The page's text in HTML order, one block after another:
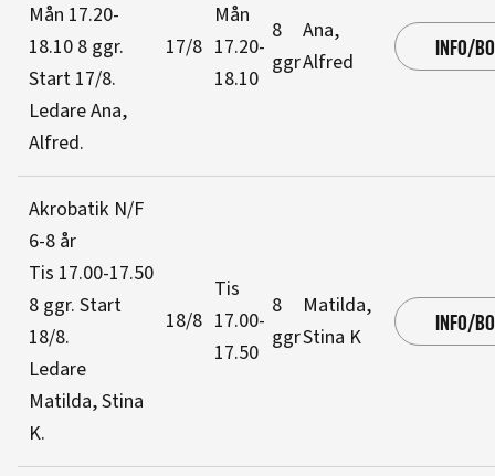
Mån 17.20-
18.10 8 ggr.
Start 17/8.
Ledare Ana,
Alfred.
17/8
Mån
17.20-
18.10
8
ggr
Ana,
Alfred
INFO/
Akrobatik N/F
6-8 år
Tis 17.00-17.50
8 ggr. Start
18/8.
Ledare
Matilda, Stina
K.
18/8
Tis
17.00-
17.50
8
ggr
Matilda,
Stina K
INFO/